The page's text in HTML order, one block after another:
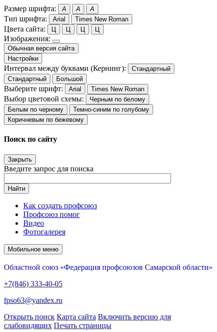
Размер шрифта: A A A
Тип шрифта: Arial Times New Roman
Цвета сайта: Ц Ц Ц Ц
Изображения:
Обычная версия сайта
Настройки
Интервал между буквами (Кернинг):
Стандартный
Стандартный
Большой
Выберите шрифт: Arial Times New Roman
Выбор цветовой схемы:
Черным по белому
Белым по черному
Темно-синим по голубому
Коричневым по бежевому
Поиск по сайту
Закрыть
Введите запрос для поиска
Найти
Как создать профсоюз
Профсоюз помог
Видео
Фотогалерея
Мобильное меню
Областной союз «Федерация профсоюзов Самарской области»
+7(846) 333-40-05
fpso63@yandex.ru
Открыть поиск Карта сайта Включить версию для
слабовидящих Печать страницы